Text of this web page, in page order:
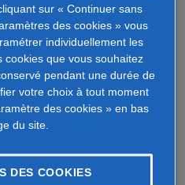
scolaire, soins et
préscolaires, formation
et enseignement
compétences et accès à
égalité des chances,
fondamentaux,
pour le développement
accessibilité des
scolaires, bourses
formation des
(PED)
sur « Continuer sans
des cookies » vous
individuellement les
cookies que vous souhaitez
pendant une durée de
votre choix à tout moment
des cookies » en bas
du site.
DES COOKIES